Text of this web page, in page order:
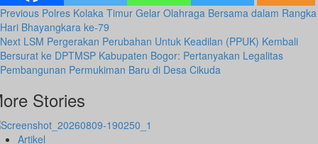
Post
Navigation
Previous Polres Kolaka Timur Gelar Olahraga Bersama dalam Rangka
Hari Bhayangkara ke-79
Next LSM Pergerakan Perubahan Untuk Keadilan (PPUK) Kembali
Bersurat ke DPTMSP Kabupaten Bogor: Pertanyakan Legalitas
Pembangunan Permukiman Baru di Desa Cikuda
Stories
Artikel